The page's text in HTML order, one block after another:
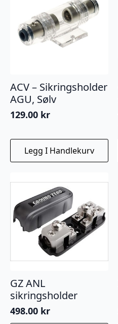
ACV – Sikringsholder
AGU, Sølv
129.00 kr
Legg I Handlekurv
GZ ANL
sikringsholder
498.00 kr